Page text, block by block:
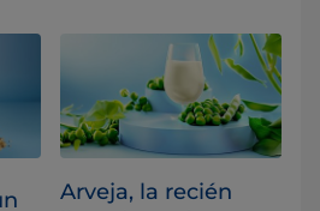
Arveja, la recién